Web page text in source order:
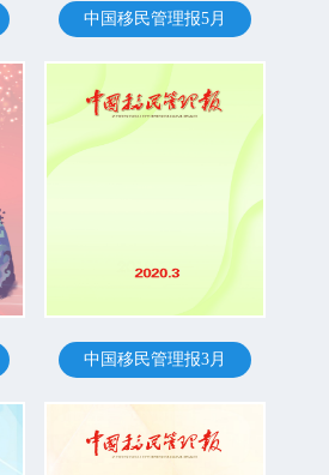
中国移民管理报5月
中国移民管理报3月